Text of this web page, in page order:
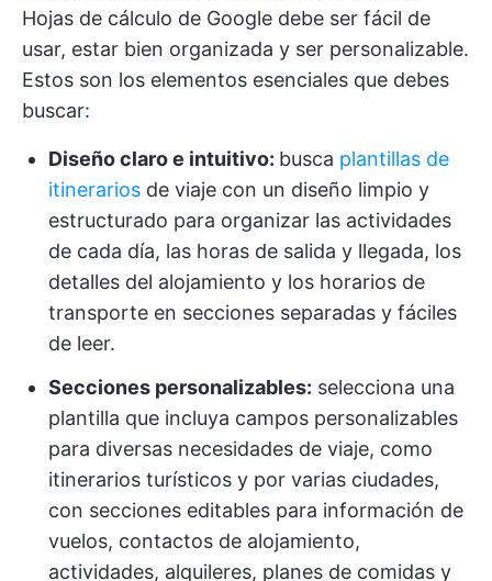
Hojas de cálculo de Google debe ser fácil de
usar, estar bien organizada y ser personalizable.
Estos son los elementos esenciales que debes
buscar:
Diseño claro e intuitivo: busca plantillas de
itinerarios de viaje con un diseño limpio y
estructurado para organizar las actividades
de cada día, las horas de salida y llegada, los
detalles del alojamiento y los horarios de
transporte en secciones separadas y fáciles
de leer.
Secciones personalizables: selecciona una
plantilla que incluya campos personalizables
para diversas necesidades de viaje, como
itinerarios turísticos y por varias ciudades,
con secciones editables para información de
vuelos, contactos de alojamiento,
actividades, alquileres, planes de comidas y